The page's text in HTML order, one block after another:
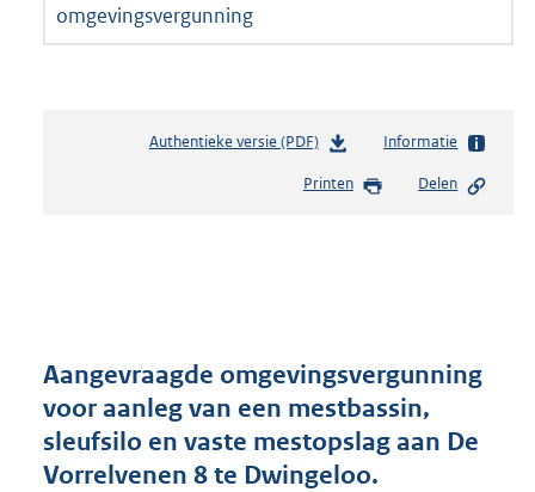
omgevingsvergunning
Authentieke versie (PDF)b
s
r
o
o
t
t
Informatie
Printen Delen
Aangevraagde omgevingsvergunning
voor aanleg van een mestbassin,
sleufsilo en vaste mestopslag aan De
Vorrelvenen 8 te Dwingeloo.